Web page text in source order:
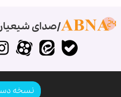
صدای
نسخه